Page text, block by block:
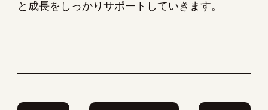
と成長をしっかりサポートしていきます。